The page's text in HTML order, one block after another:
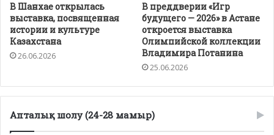
В Шанхае открылась
выставка, посвященная
истории и культуре
Казахстана
26.06.2026
В преддверии «Игр
будущего — 2026» в Астане
откроется выставка
Олимпийской коллекции
Владимира Потанина
25.06.2026
Апталық шолу (24-28 мамыр)